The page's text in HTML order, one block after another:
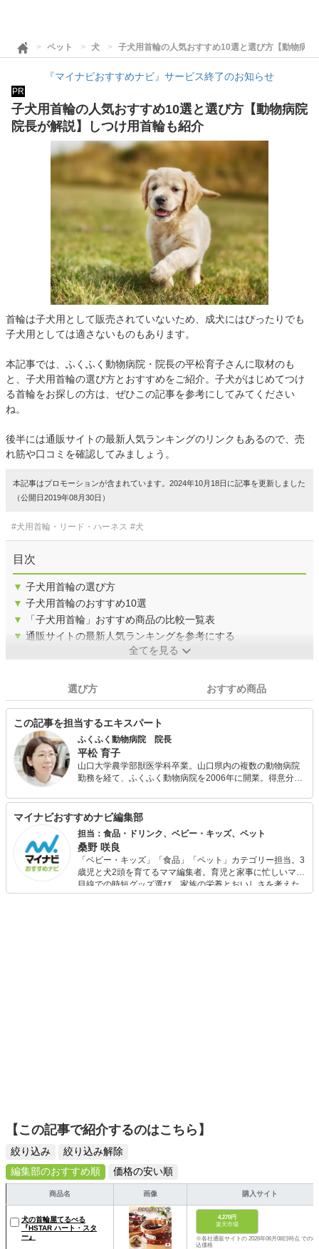
ペット 犬 子犬用首輪の人気おすすめ10選と選び方【動物病
『マイナビおすすめナビ』サービス終了のお知らせ
PR
子犬用首輪の人気おすすめ10選と選び方【動物病院
院長が解説】しつけ用首輪も紹介
首輪は子犬用として販売されていないため、成犬にはぴったりでも
子犬用としては適さないものもあります。
本記事では、ふくふく動物病院・院長の平松育子さんに取材のも
と、子犬用首輪の選び方とおすすめをご紹介。子犬がはじめてつけ
る首輪をお探しの方は、ぜひこの記事を参考にしてみてください
ね。
後半には通販サイトの最新人気ランキングのリンクもあるので、売
れ筋や口コミを確認してみましょう。
本記事はプロモーションが含まれています。2024年10月18日に記事を更新しました
（公開日2019年08月30日）
#犬用首輪・リード・ハーネス #犬
目次
▼ 子犬用首輪の選び方
▼ 子犬用首輪のおすすめ10選
▼
「子犬用首輪」おすすめ商品の比較一覧表
▼ 通販サイトの最新人気ランキングを参考にする
全てを見る
選び方 おすすめ商品
この記事を担当するエキスパート
ふくふく動物病院 院長
平松 育子
山口大学農学部獣医学科卒業。山口県内の複数の動物病院
勤務を経て、ふくふく動物病院を2006年に開業。得意分野
目指していきます。飼い主さまのお話をしっかり伺い、飼
い主さまと協力し合いながら治療を進めていくように心が
けています。飼い主さまとペットの笑顔につながる診療を
心がけています。
マイナビおすすめナビ編集部
担当：食品・ドリンク、ベビー・キッズ、ペット
桑野 咲良
「ベビー・キッズ」「食品」「ペット」カテゴリー担当。3
歳児と犬2頭を育てるママ編集者。育児と家事に忙しいママ
目線での時短グッズ選び、家族の栄養とおいしさを考えた
食品選び、束の間のリラックスタイムを楽しむためのスイ
【この記事で紹介するのはこちら】
絞り込み
絞り込み解除
編集部のおすすめ順
価格の安い順
商品名 画像 購入サイト
犬の首輪屋てるべる
『HSTAR ハート・スタ
ー』
4,270円
楽天市場
※各社通販サイトの 2026年06月08日時点 での税
込価格